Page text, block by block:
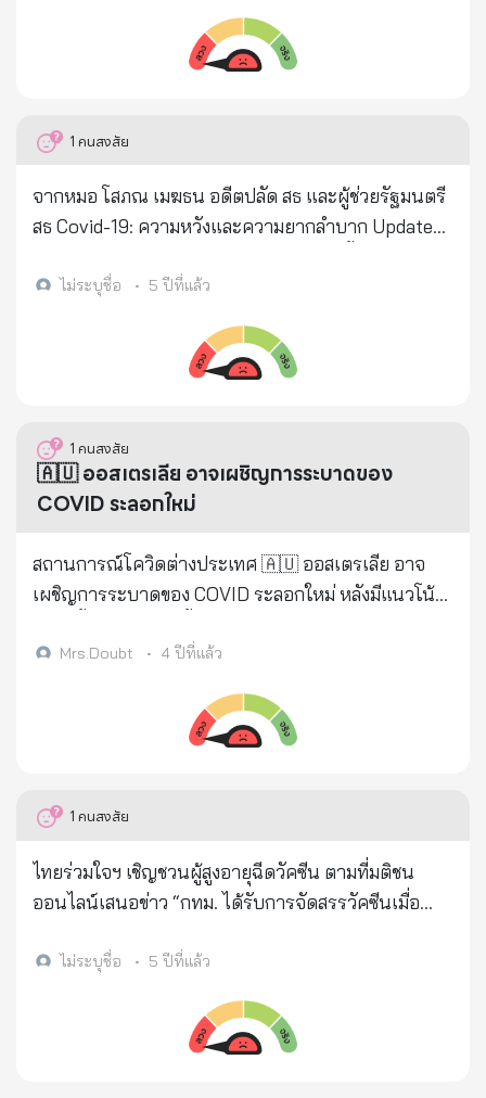
เกิดปฎิกริยาเกินจริง (Overreaction) กับการติดเชื้อที่
เกิดขึ้นตามธรรมชาติตามมา เช่นไข้หวัดใหญ่ วัคซีนจะ
การทดลองในสัตว์ สำหรับเชื้อไวรัส ซาร์ - โควิด -1 พบว่า
มันทำให้เกิดการขยาย (Amplification) ของระบบ
ภูมิคุ้มกันเพื่อทำปฎิกริยากับโรค ส่งผลให้สัตว์ทดลอง
เกือบเสียชีวิต ซึ่งเป็นเรื่องที่อันตรายมาก เมื่อคุณฉีด
วัคซีนเข้าไป ภายในเวลาไม่กี่นาที วัคซีน (mRNA) จะ
กระจายไปทั่วร่างกายอย่างรวดเร็ว และมันจะเข้าไปยัง
เซลล์ของเรา ทำเซลล์ของเราให้เป็นโรงงานผลิตโปรตีน
และจะทำให้เกิดอาการแพ้ภูมิตัวเอง รวมทั้งอาจส่งผลถึง
ไม่ควรใช้กับสตรีมีครรภ์ (BioNtechไบโอเอนเทค ถึงกับ
ห้ามให้วัคซีนกับสตรมีครรภ์เลยทีเดียว) และหากสตรีได้
รับการฉีดวัคซีนนี้แล้วก็ไม่ควรมีครรภ์ในระยะ 2 เดือน
วิทยาที่ได้รับการยกย่องทั่วโลกกล่าวต่อไป....ถึง
กระบวนการ/แผนการ ที่จะฆ่าคนส่วนใหญ่ที่ยังมีชีวิตอยู่
รับ จะเสียชีวิตภายใน 2 สัปดาห์. ผู้ที่ยังรอดชีวิต...มีจะ
ต่อๆมา) หรือ ฉีด "บูสเตอร์ * ทุกครั้ง วัคซีนเสริม...อยู่ใน
ระหว่างการพัฒนาเพื่อทำให้เกิดความเสื่อมโทรมของ
ด้วยความคุ้นเคยอย่างใกล้ชิดกับการทำงานและเป้า
เภสัชกรรม..ไฟเซอร์เป็นเวลา 2 ทศวรรษ ศาสตราจารย์
Yeadon กล่าวว่าเป้าหมายสุดท้ายของปัจจุบันของการฉีด
ประชากร..ซึ่งจะทำให้สงครามโลกทั้งหมดที่รวมกันดู
เหมือนเป็นเพียงการสร้างมิกกี้เมาส์ 'หลายพันล้านคนได้
รับผลร้ายไปแล้ว... ความตายและเจ็บปวดรวดร้าว ที่
ชีวิตก่อนวัยอันควรอย่างแน่นอน และ 3 ปีเป็นการ
ประมาณที่เมตตาแล้วสำหรับระยะเวลาที่พวกเขาคาด
หวังว่าจะมีชีวิตอยู่ "
1 คนสงสัย
จากหมอ โสภณ เมฆธน อดีตปลัด สธ และผู้ช่วยรัฐมนตรี
สธ Covid-19: ความหวังและความยากลำบาก Update
เราต้องเตรียมตั้งรับกับสิ่งใด และมองย้อนหลังไปเราทำ
ประเมินสถานการณ์ตัวเลข ณ วันนี้: 1. ข่าวดีสำคัญ
สงกรานต์ที่เงียบมาก ทำให้เราสามารถช่วยกันหนี
วันนี้ตัวเลขมาอยู่ที่ 15.26% และเริ่มเข้าสู่ Negative
Exponential Curve ของกราฟ %Increase เราซื้อเวลา
สำเร็จระดับนึง 2. ข่าวร้าย การผ่านตัวเลขระดับ 13,000
เคยมีประเทศใดจบที่ต่ำกว่าแสนและไม่มีประเทศใดที่
เจอแบบนี้ครั้งแรกแล้วระบบสาธารณสุขไม่ล่มอย่างหนัก
เป็น Variant ที่รุนแรงน้อยกว่านี้ ดังนั้นอย่าไปเดินตาม
Wave#2 ของไทยเราที่ตัดแรงงานต่างด้าวออกไปแล้วซึ่ง
แค่ 9,300 เท่านั้น โดย Wave#3 นี้แทบไม่มีตัวเลขจาก
กราฟของ Best Case Scenario ได้แล้ว กราฟบอกเรา
ว่า ถ้าช่วยกันสู้เต็มที่ ยังสามารถต่ำกว่าแสนได้ครับ
กราฟตัวเลขจริงเปรี่ยบเทียบ 3 Wave: ข่าวร้าย: เส้นสี
แดงของ Wave#3 เห็นได้ชัดเจนนะครับว่า หนักหนา
สาเหตุว่าทำไมทีมงานสาธารณสุขของเราจึงทำงานหนัก
มาก ถึงแม้จะไม่สามารถ Lockdown ได้เพราะแรงกดดัน
รอบทิศก็ตาม และทุกคนควรตระหนักอย่างยิ่งและทำ
ไม่ระบุชื่อ • 5 ปีที่แล้ว
1 คนสงสัย
🇦🇺 ออสเตรเลีย อาจเผชิญการระบาดของ
COVID ระลอกใหม่
สถานการณ์โควิดต่างประเทศ 🇦🇺 ออสเตรเลีย อาจ
เผชิญการระบาดของ COVID ระลอกใหม่ หลังมีแนวโน้ม
เทิร์นออสเตรเลีย ออสเตรเลียอาจเผชิญการระบาดของ
รายงานโดยอ้างการให้สัมภาษณ์ของนาย Paul Kelly
หัวหน้าที่ปรึกษาทางการแพทย์ของรัฐบาลออสเตรเลีย
มากขึ้นในสัปดาห์ก่อน ประมาณ 40,000 คน โดย
แนวโน้มจะเพิ่มจำนวนขึ้นต่อเนื่องในสัปดาห์นี้ นาย
Kelly ยังระบุว่า สายพันธุ์โอมิครอน สายพันธุ์ย่อย XBB
แนวโน้มจะทำให้ติดเชื้อได้ง่ายและอาจติดเชื้อซ้ำ อย่างไร
เดียวกัน Australian Technical Advisory Group on
Immunisation (ATAGI) เตรียมเสนอคำแนะนำให้ฉีด
Mrs.Doubt • 4 ปีที่แล้ว
1 คนสงสัย
ไทยร่วมใจฯ เชิญชวนผู้สูงอายุฉีดวัคซีน ตามที่มติชน
ออนไลน์เสนอข่าว “กทม. ได้รับการจัดสรรวัคซีนเมื่อ
ฉีดให้ประชาชนที่ลงทะเบียนผ่านแอปพลิเคชันไทย
ว่า กรุงเทพมหานครได้รับการจัดสรรวัคซีนครบจำนวน
500,000 โดส เมื่อวันที่ 15 ก.ค.64 โดยที่ประชุมคณะ
ไม่ระบุชื่อ • 5 ปีที่แล้ว